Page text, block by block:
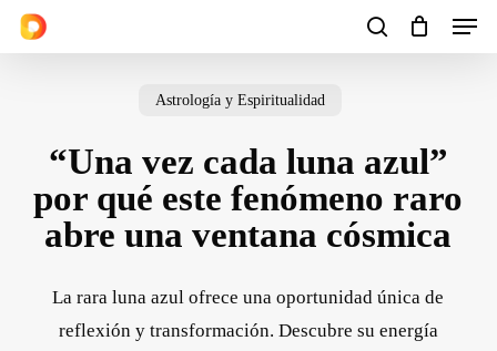
Skip
search
Menu
Cart Close
Astrología y Espiritualidad
“Una vez cada luna azul”
por qué este fenómeno raro
abre una ventana cósmica
La rara luna azul ofrece una oportunidad única de
reflexión y transformación. Descubre su energía